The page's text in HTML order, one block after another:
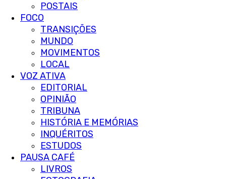
POSTAIS
FOCO
TRANSIÇÕES
MUNDO
MOVIMENTOS
LOCAL
VOZ ATIVA
EDITORIAL
OPINIÃO
TRIBUNA
HISTÓRIA E MEMÓRIAS
INQUÉRITOS
ESTUDOS
PAUSA CAFÉ
LIVROS